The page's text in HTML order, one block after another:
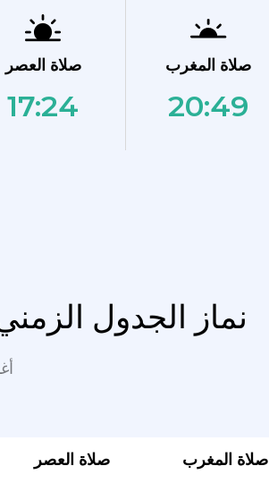
صلاة العصر
17:24
صلاة المغرب
20:49
نماز الجدول
صلاة العصر صلاة المغرب